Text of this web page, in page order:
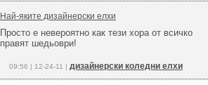
Най-яките дизайнерски елхи
Просто е невероятно как тези хора от всичко
правят шедьоври!
09:56 | 12-24-11 | дизайнерски коледни елхи